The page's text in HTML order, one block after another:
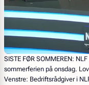
SISTE FØR SOMMEREN:
sommerferien på onsdag.
Venstre: Bedriftsrådgiver i